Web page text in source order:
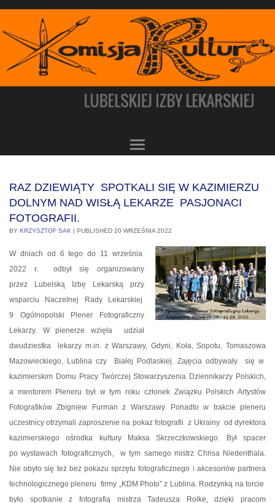
RAZ DZIEWIĄTY SPOTKALI SIĘ W KAZIMIERZU
DOLNYM NAD WISŁĄ LEKARZE PASJONACI
FOTOGRAFII.
BY KRZYSZTOF SAK | PUBLISHED 20 WRZEŚNIA 2022
W dniach od 6 tego do 11 września
2022 r. odbył się organizowany
przez Lubelską Izbę Lekarską przy
wsparciu Naczelnej Rady Lekarskiej
9 Ogólnopolski Plener Fotograficzny
Lekarzy. W plenerze wzięła
udział
dwudziestka
lekarzy m.in. z Warszawy, Gdyni, Koła, Sopotu, Tomaszowa
Mazowieckiego, Lublina czy
Białej Podlaskiej. Zajęcia odbywały
się w
kazimierskim Domu Pracy Twórczej Stowarzyszenia Dziennikarzy Polskich,
a mentorem Pleneru był w tym roku członek Związku Polskich Artystów
Fotografików Zbigniew Furman z Warszawy. Ponadto w trakcie pleneru
uczestnicy otrzymali zaproszenie na pokaz fotografii z Ukrainy od dyrektora
kazimierskiego ośrodka kultury Maksa Skrzeczkowskiego. Był spacer
po wystawach fotograficznych,
w tym samego mistrz Chrisa Niedenthala.
Nie obyło się też bez pokazu sprzętu fotograficznego i akcesoriów partnera
technologicznego pleneru firmy „KDM Photo” z Lublina. Rodzynką na torcie
było spotkanie z fotografią mistrza Tadeusza Rolke, dzięki pracom